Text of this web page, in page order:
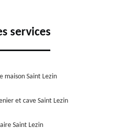
services
maison Saint Lezin
et cave Saint Lezin
Saint Lezin